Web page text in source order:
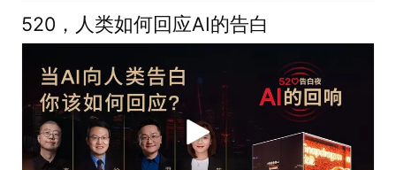
520，人类如何回应AI的告白